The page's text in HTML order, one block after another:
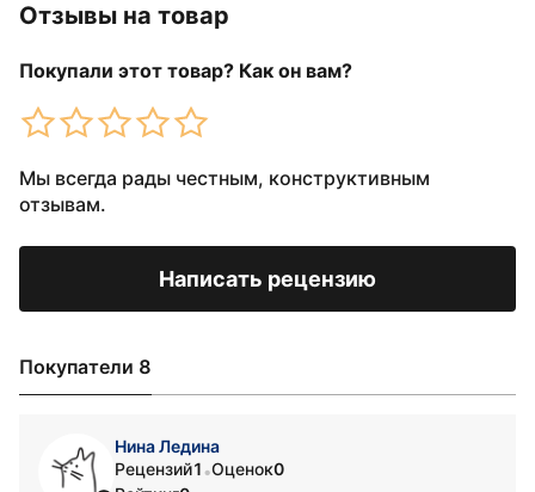
Отзывы на товар
Покупали этот товар? Как он вам?
Мы всегда рады честным, конструктивным
отзывам.
Написать рецензию
Покупатели 8
Нина Ледина
Рецензий1 •Оценок0